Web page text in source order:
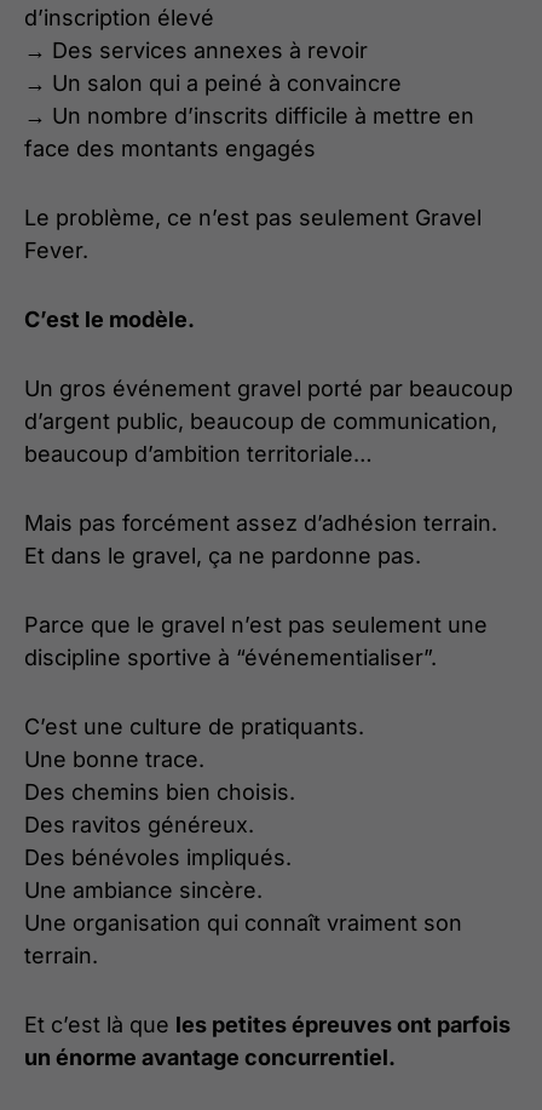
d’inscription élevé
→ Des services annexes à revoir
→ Un salon qui a peiné à convaincre
→ Un nombre d’inscrits difficile à mettre en
face des montants engagés
Le problème, ce n’est pas seulement Gravel
Fever.
C’est le modèle.
Un gros événement gravel porté par beaucoup
d’argent public, beaucoup de communication,
beaucoup d’ambition territoriale…
Mais pas forcément assez d’adhésion terrain.
Et dans le gravel, ça ne pardonne pas.
Parce que le gravel n’est pas seulement une
discipline sportive à “événementialiser”.
C’est une culture de pratiquants.
Une bonne trace.
Des chemins bien choisis.
Des ravitos généreux.
Des bénévoles impliqués.
Une ambiance sincère.
Une organisation qui connaît vraiment son
terrain.
Et c’est là que les petites épreuves ont parfois
un énorme avantage concurrentiel.